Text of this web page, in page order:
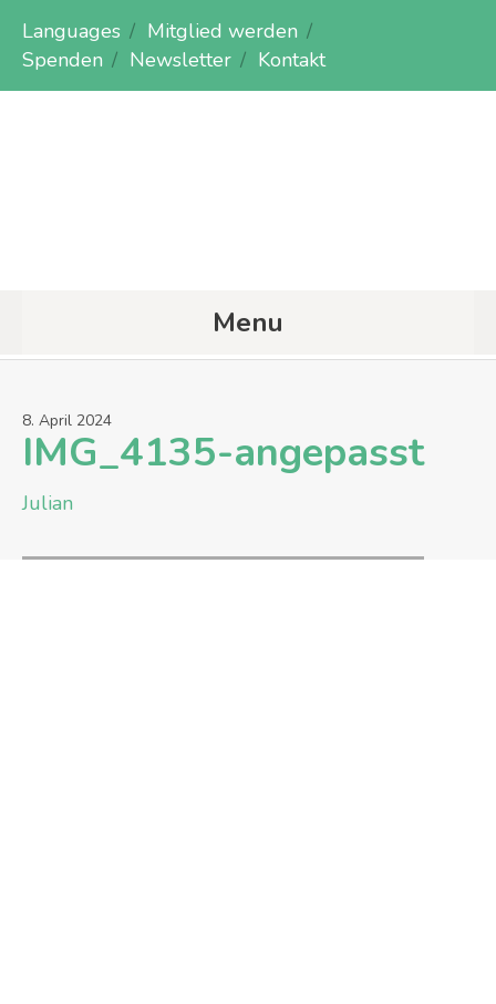
Languages
Mitglied werden
Spenden
Newsletter Kontakt
Menu
8. April 2024
IMG_4135-angepasst
Julian